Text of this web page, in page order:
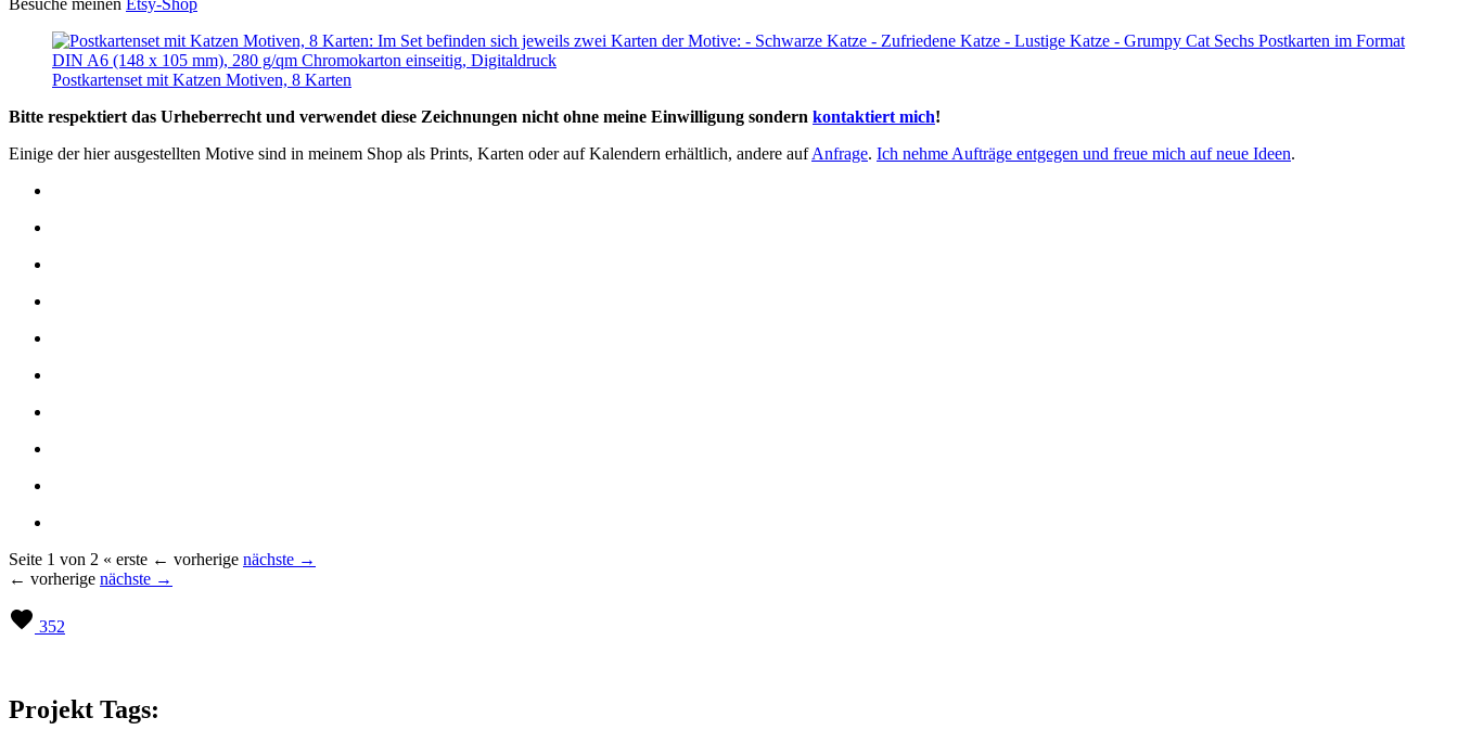
Besuche meinen Etsy-Shop
Postkartenset mit Katzen Motiven, 8 Karten
Bitte respektiert das Urheberrecht und verwendet diese Zeichnungen nicht ohne meine Einwilligung sondern kontaktiert mich!
Einige der hier ausgestellten Motive sind in meinem Shop als Prints, Karten oder auf Kalendern erhältlich, andere aufAnfrage. Ich nehme Aufträge entgegen und freue mich auf neue Ideen.
Seite 1 von 2 « erste ← vorherige nächste →
← vorherige nächste →
352
Projekt Tags: